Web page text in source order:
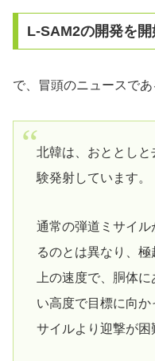
L-SAM2の開発を開
で、冒頭のニュースであ
北韓は、おととし
験発射しています。
通常の弾道ミサイ
るのとは異なり、
上の速度で、胴体
い高度で目標に向か
サイルより迎撃が困